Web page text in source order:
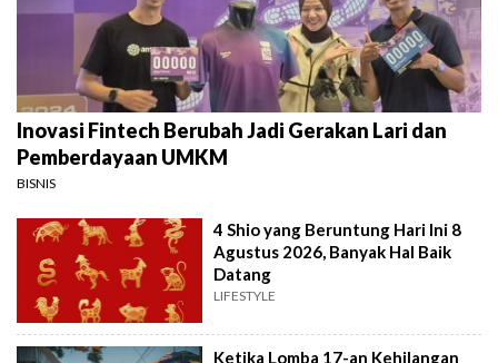
Inovasi Fintech Berubah Jadi Gerakan Lari dan
Pemberdayaan UMKM
BISNIS
4 Shio yang Beruntung Hari Ini 8
Agustus 2026, Banyak Hal Baik
Datang
LIFESTYLE
Ketika Lomba 17-an Kehilangan